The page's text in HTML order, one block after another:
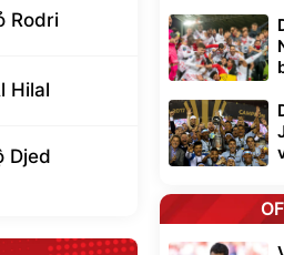
Rodri
Hilal
Djed